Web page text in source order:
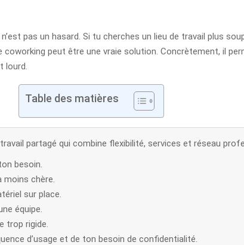
pas un hasard. Si tu cherches un lieu de travail plus
peut être une vraie solution. Concrètement, il
lourd.
Table des matières
partagé qui combine flexibilité, services et réseau
besoin.
chère.
sur place.
équipe.
trop rigide.
d’usage et de ton besoin de confidentialité.